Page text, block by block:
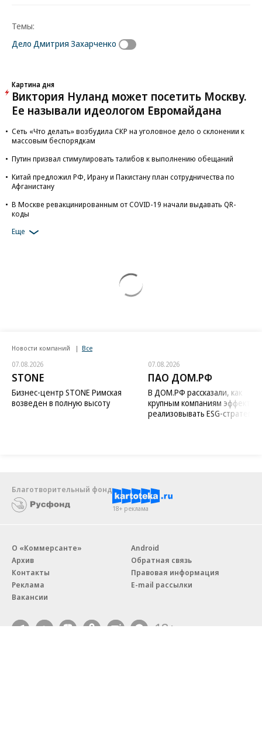
Темы:
Дело Дмитрия Захарченко
Картина дня
Виктория Нуланд может посетить Москву.
Ее называли идеологом Евромайдана
Сеть «Что делать» возбудила СКР на уголовное дело о склонении к
массовым беспорядкам
Путин призвал стимулировать талибов к выполнению обещаний
Китай предложил РФ, Ирану и Пакистану план сотрудничества по
Афганистану
В Москве ревакцинированным от COVID-19 начали выдавать QR-
коды
Еще
Новости компаний Все
07.08.2026
STONE
Бизнес-центр STONE Римская
возведен в полную высоту
07.08.2026
ПАО ДОМ.РФ
В ДОМ.РФ рассказали, как
крупным компаниям
реализовывать ESG-стратегию
Благотворительный фонд
18+ реклама
О «Коммерсанте»
Архив
Контакты
Реклама
Вакансии
Android
Обратная связь
Правовая информация
E-mail рассылки
18+